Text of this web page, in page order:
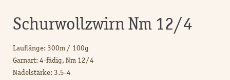
Schurwollzwirn Nm 12/4
Lauflänge: 300m / 100g
Garnart: 4-fädig, Nm 12/4
Nadelstärke: 3.5-4